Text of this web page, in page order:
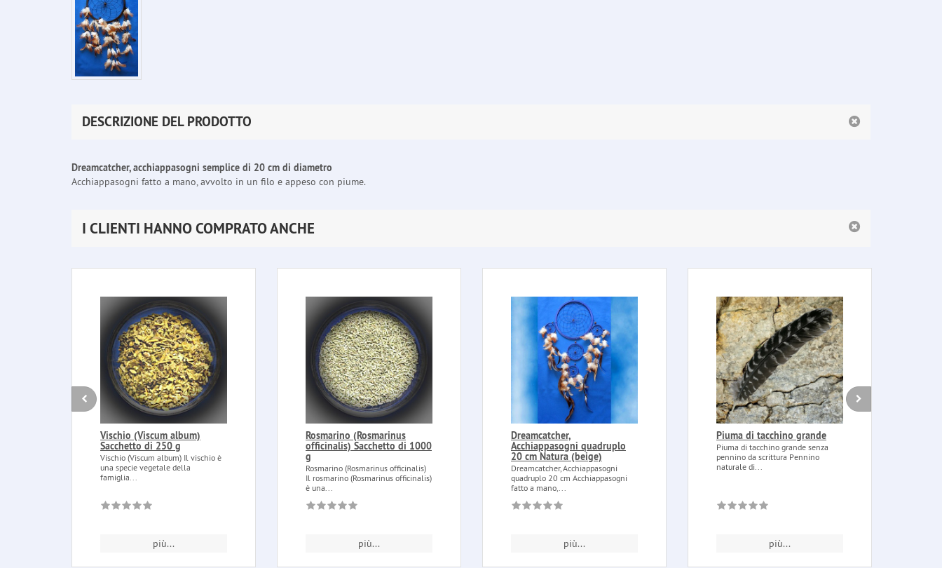
DESCRIZIONE DEL PRODOTTO
Dreamcatcher, acchiappasogni semplice di 20 cm di diametro
Acchiappasogni fatto a mano, avvolto in un filo e appeso con piume.
I CLIENTI HANNO COMPRATO ANCHE
Vischio (Viscum album)
Sacchetto di 250 g
Vischio (Viscum album) Il vischio è
una specie vegetale della
famiglia...
più...
Rosmarino (Rosmarinus
officinalis) Sacchetto di 1000
g
Rosmarino (Rosmarinus officinalis)
Il rosmarino (Rosmarinus officinalis)
è una...
più...
Dreamcatcher,
Acchiappasogni quadruplo
20 cm Natura (beige)
Dreamcatcher, Acchiappasogni
quadruplo 20 cm Acchiappasogni
fatto a mano,...
più...
Piuma di tacchino grande
Piuma di tacchino grande senza
pennino da scrittura Pennino
naturale di...
più...